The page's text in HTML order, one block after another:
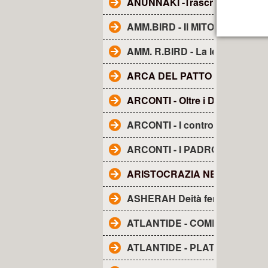
AMM.BIRD - Il MITO della
AMM. R.BIRD - La leggenda
ARCA DEL PATTO O
ARCONTI - Oltre i Demoni e gli
ARCONTI - I controllori segreti
ARCONTI - I PADRONI DEL
ARISTOCRAZIA NERA. La..
ASHERAH Deità femminile
ATLANTIDE - COME I RE
ATLANTIDE - PLATONE